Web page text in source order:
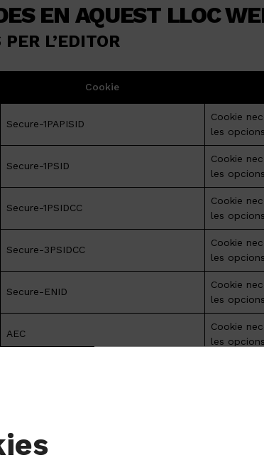
EN AQUEST LLOC
L’EDITOR
Cookie
Secure-1PAPISID
Cookie
les
Secure-1PSID
Cookie
les
Secure-1PSIDCC
Cookie
les
Secure-3PSIDCC
Cookie
les
Secure-ENID
Cookie
les
AEC
Cookie
les